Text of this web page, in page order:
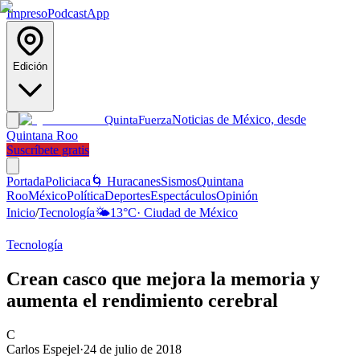
ImpresoPodcastApp
Edición
QuintaFuerzaNoticias de México, desde
Quintana Roo
Suscríbete gratis
PortadaPoliciaca 🌀 HuracanesSismosQuintana
RooMéxicoPolíticaDeportesEspectáculosOpinión
Inicio/Tecnología🌤️13°C· Ciudad de México
Tecnología
Crean casco que mejora la memoria y
aumenta el rendimiento cerebral
C
Carlos Espejel·24 de julio de 2018